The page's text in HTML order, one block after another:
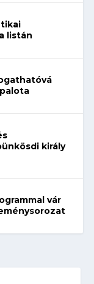
listán
király
vár